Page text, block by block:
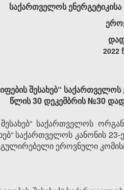
საქართველოს
2022
შესახებ“
წლის 30 დეკემბრის №30
შესახებ“ საქართველოს
საქართველოს კანონის
ეროვნული